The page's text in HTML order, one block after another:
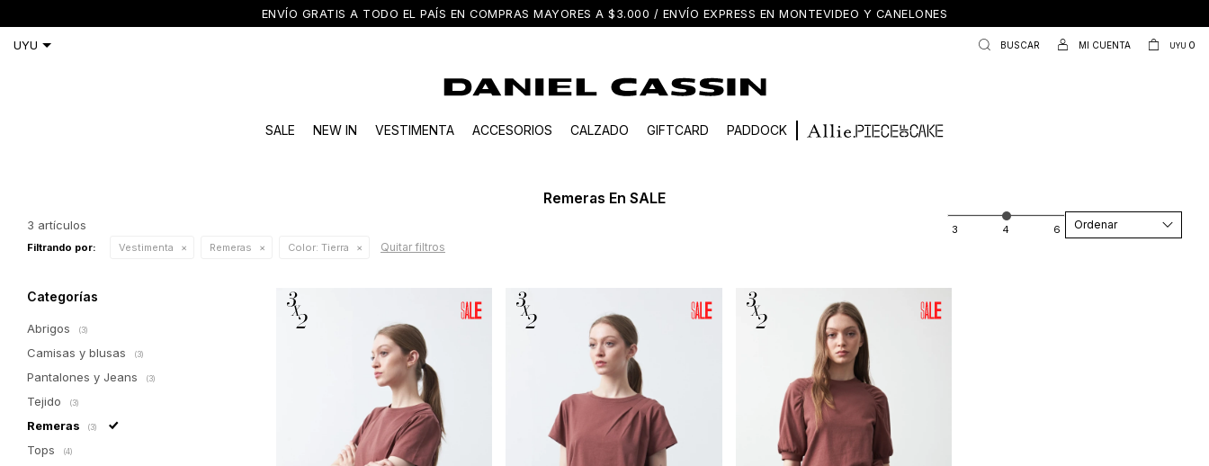
ENVÍO GRATIS A TODO EL PAÍS EN COMPRAS MAYORES A $3.000 / ENVÍO EXPRESS EN MONTEVIDEO Y CANELONES
SALE NEW IN VESTIMENTA ACCESORIOS CALZADO GIFTCARD PADDOCK
UYU 0
Remeras En SALE
3 artículos Recomendados
Filtrando por: Vestimenta Remeras Color: Tierra Quitar filtros
Categorías
Abrigos (3)
Camisas y blusas (3)
Pantalones y Jeans (3)
Tejido (3)
Remeras (3)
Tops (4)